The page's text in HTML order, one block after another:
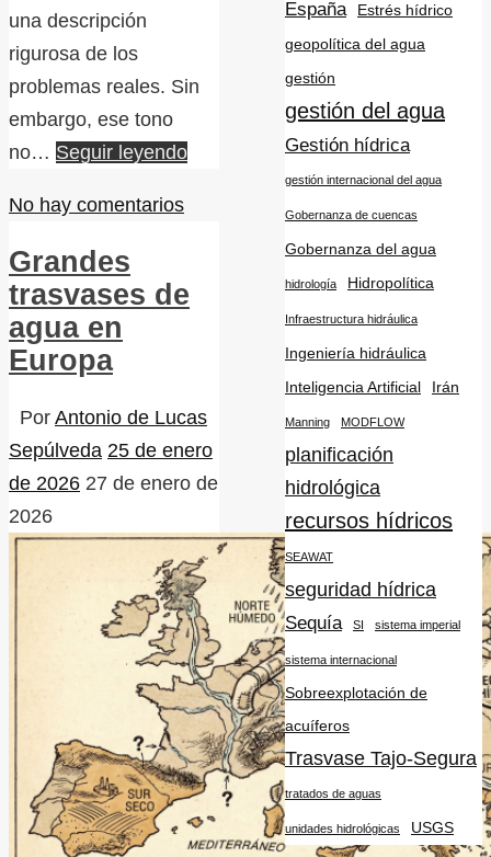
una descripción
rigurosa de los
problemas reales. Sin
embargo, ese tono
no… Seguir leyendo
No hay comentarios
Grandes
trasvases de
agua en
Europa
Por Antonio de Lucas
Sepúlveda 25 de enero
de 2026 27 de enero de
2026
España
Estrés hídrico
geopolítica del agua
gestión
gestión del agua
Gestión hídrica
gestión internacional del agua
Gobernanza de cuencas
Gobernanza del agua
hidrología Hidropolítica
Infraestructura hidráulica
Ingeniería hidráulica
Inteligencia Artificial
Irán
Manning MODFLOW
planificación
hidrológica
recursos hídricos
SEAWAT
seguridad hídrica
Sequía SI sistema imperial
sistema internacional
Sobreexplotación de
acuíferos
Trasvase Tajo-Segura
tratados de aguas
unidades hidrológicas USGS